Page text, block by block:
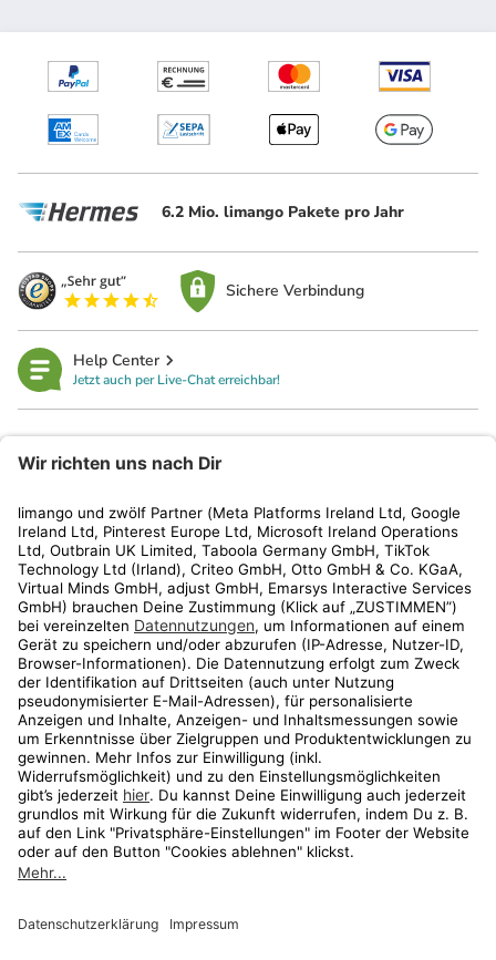
6.2 Mio. limango Pakete pro Jahr
Sichere Verbindung
Help Center
Jetzt auch per Live-Chat erreichbar!
Kundenservice
Shop
Aktionen
Travel